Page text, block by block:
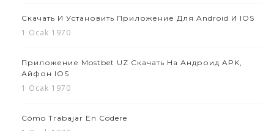
Скачать И Установить Приложение Для Android И IOS
1 Ocak 1970
Приложение Mostbet UZ Скачать На Андроид APK,
Айфон IOS
1 Ocak 1970
Cómo Trabajar En Codere